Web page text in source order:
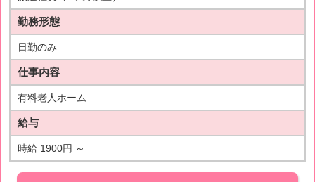
勤務形態
日勤のみ
仕事内容
有料老人ホーム
給与
時給 1900円 ～